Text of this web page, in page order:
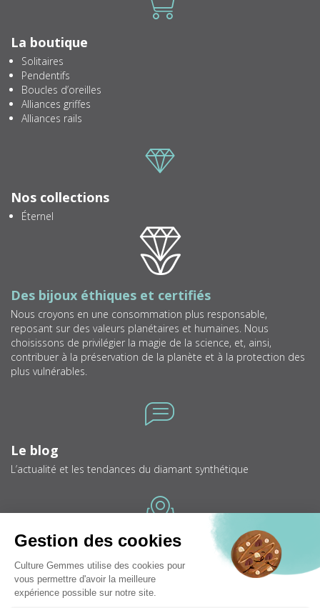
La boutique
Solitaires
Pendentifs
Boucles d’oreilles
Alliances griffes
Alliances rails
Nos collections
Éternel
Des bijoux éthiques et certifiés
Nous croyons en une consommation plus responsable,
reposant sur des valeurs planétaires et humaines. Nous
choisissons de privilégier la magie de la science, et, ainsi,
contribuer à la préservation de la planète et à la protection des
plus vulnérables.
Le blog
L’actualité et les tendances du diamant synthétique
Bijouteries
Trouver une bijouterie près de chez vous